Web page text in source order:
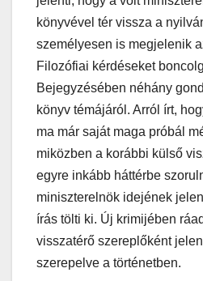
könyvével tér vissza a
személyesen is megjelenik
Filozófiai kérdéseket
Bejegyzésében néhány
könyv témájáról. Arról írt,
ma már saját maga próbál
miközben a korábbi külső
egyre inkább háttérbe
miniszterelnök idejének
írás tölti ki. Új krimijében
visszatérő szereplőként
szerepelve a történetben.